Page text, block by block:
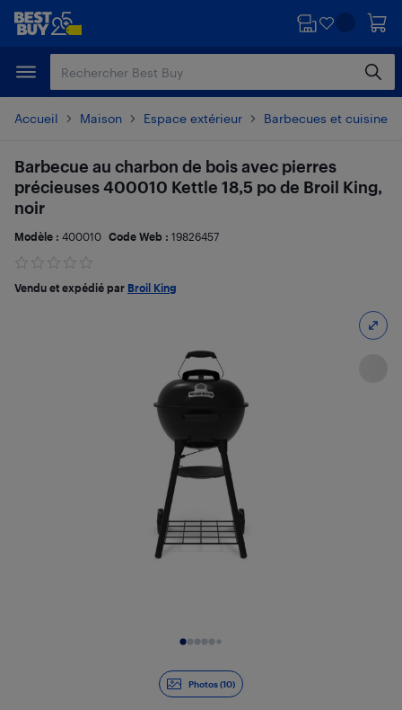
Passer
principal
Passer
Accueil Maison Espace extérieur Barbecues et cuisine
Photos (10)
Barbecue au charbon de bois avec pierres
précieuses 400010 Kettle 18,5 po de Broil King,
noir
Modèle : 400010 Code Web : 19826457
Vendu et expédié par Broil King